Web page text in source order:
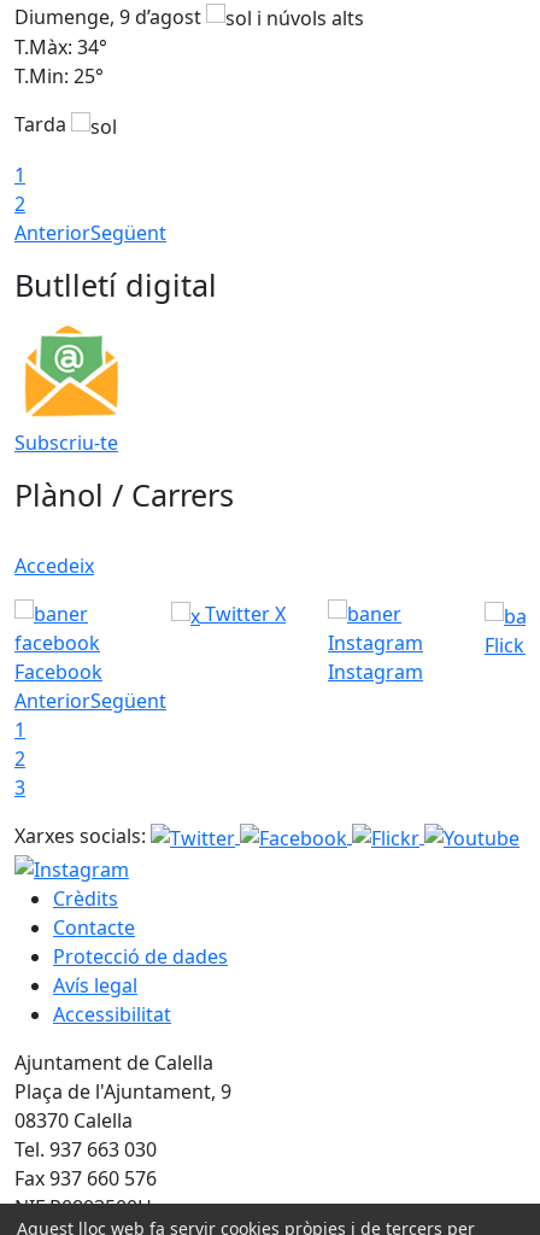
Diumenge, 9 d’agost
T.Màx: 34°
T.Min: 25°
Tarda
1
2
AnteriorSegüent
Butlletí digital
Subscriu-te
Plànol / Carrers
Accedeix
Facebook
Twitter X
Instagram
Flickr
AnteriorSegüent
1
2
3
Xarxes socials:
Crèdits
Contacte
Protecció de dades
Avís legal
Accessibilitat
Ajuntament de Calella
Plaça de l'Ajuntament, 9
08370 Calella
Tel. 937 663 030
Fax 937 660 576
NIF P0803500H
Aquest lloc web fa servir cookies pròpies i de tercers per